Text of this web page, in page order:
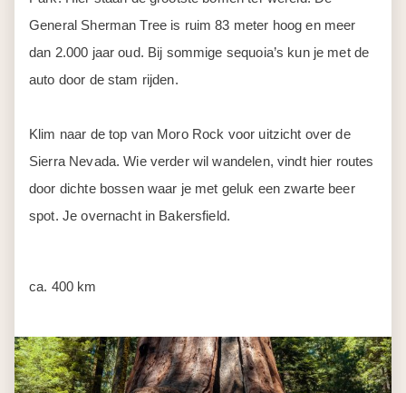
Dag 7
Wederom weer een heel ander landschap vandaag. Je
laat het groen achter je en rijdt een wereld van zand, zout